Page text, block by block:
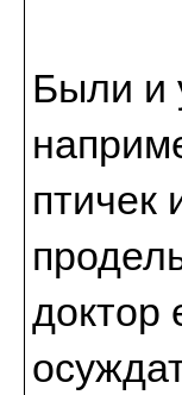
Были и
птичек
доктор